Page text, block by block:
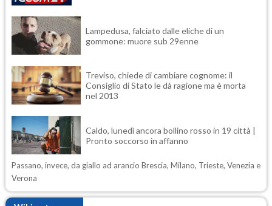
Lampedusa, falciato dalle eliche di un
gommone: muore sub 29enne
Treviso, chiede di cambiare cognome: il
Consiglio di Stato le dà ragione ma è morta
nel 2013
Caldo, lunedì ancora bollino rosso in 19 città |
Pronto soccorso in affanno
Passano, invece, da giallo ad arancio Brescia, Milano, Trieste, Venezia e
Verona